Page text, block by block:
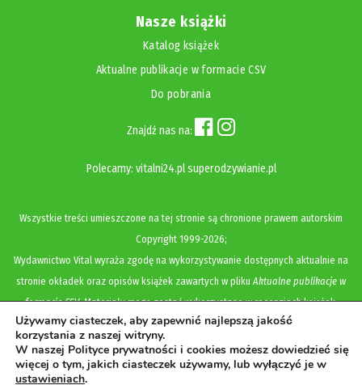
Nasze książki
Katalog książek
Aktualne publikacje w formacie CSV
Do pobrania
Znajdź nas na:
Polecamy: vitalni24.pl superodzywianie.pl
Wszystkie treści umieszczone na tej stronie są chronione prawem autorskim
Copyright1999-2026;
Wydawnictwo Vital wyraża zgodę na wykorzystywanie dostępnych aktualnie na
stronie okładek oraz opisów książek zawartych w pliku Aktualne publikacje w
formacie CSV. Materiały mogą zostać wykorzystane w recenzjach książek,
katalogach internetowych, bibliotecznych (OPAC) oraz materiałach promujących
legalną dystrybucję książek. Usunięcie materiału z ww. strony internetowej,
równoznaczne jest z cofnięciem udzielonej zgody.
Używamy ciasteczek, aby zapewnić najlepszą jakość
korzystania z naszej witryny.
W naszej Polityce prywatności i cookies możesz dowiedzieć się
więcej o tym, jakich ciasteczek używamy, lub wyłączyć je w
ustawieniach.